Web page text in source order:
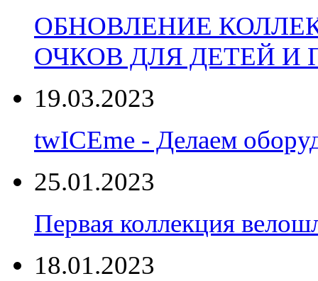
ОБНОВЛЕНИЕ
ОЧКОВ ДЛЯ ДЕТЕЙ И
19.03.2023
twICEme - Делаем
25.01.2023
Первая коллекция
18.01.2023